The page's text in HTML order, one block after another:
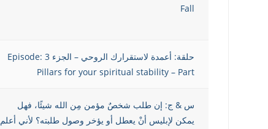
Fall
حلقة: أعمدة لاستقرارك الروحي – الجزء 3 Episode:
Pillars for your spiritual stability – Part
س & ج: إن طلب شخصٌ مؤمن مِن الله شيئًا، فهل
يمكن لإبليس أنْ يعطل أو يؤخر وصول طلبته؟ لأني أعلم